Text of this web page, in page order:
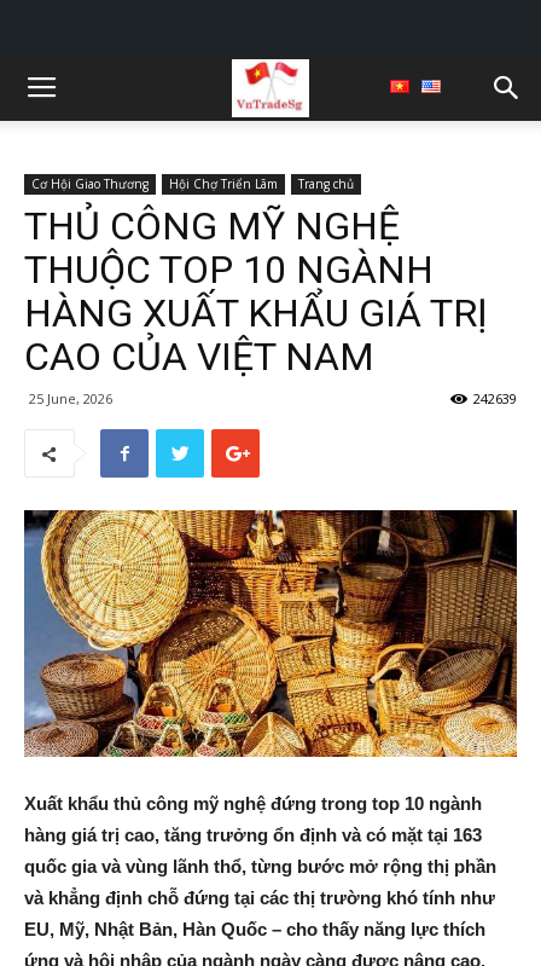
Cơ Hội Giao Thương Hội Chợ Triển Lãm Trang chủ
THỦ CÔNG MỸ NGHỆ
THUỘC TOP 10 NGÀNH
HÀNG XUẤT KHẨU GIÁ TRỊ
CAO CỦA VIỆT NAM
25 June, 2026 242639
Xuất khẩu thủ công mỹ nghệ đứng trong top 10 ngành
hàng giá trị cao, tăng trưởng ổn định và có mặt tại 163
quốc gia và vùng lãnh thổ, từng bước mở rộng thị phần
và khẳng định chỗ đứng tại các thị trường khó tính như
EU, Mỹ, Nhật Bản, Hàn Quốc – cho thấy năng lực thích
ứng và hội nhập của ngành ngày càng được nâng cao.